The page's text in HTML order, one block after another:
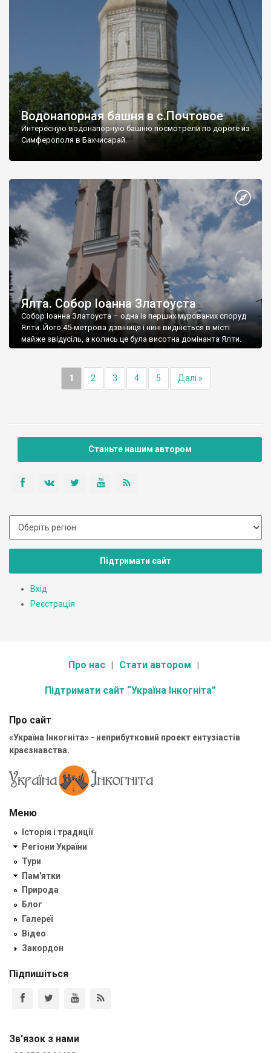
Водонапорная башня в с.Почтовое
Интересную водонапорную башню посмотрели по дороге из
Симферополя в Бахчисарай.
Ялта. Собор Іоанна Златоуста
Собор Іоанна Златоуста – одна із перших мурованих споруд
Ялти. Його 45-метрова дзвіниця і нині видніється в місті
майже звідусіль, а колись це була висотна домінанта Ялти.
1 2 3 4 5 Далі »
Станьте нашим автором
Підтримати сайт
Вхід
Реєстрація
Про нас Стати автором
Підтримати сайт “Україна Інкогніта”
Про сайт
«Україна Інкогніта» - неприбутковий проект ентузіастів
краєзнавства.
Меню
Історія і традиції
Регіони України
Тури
Пам'ятки
Природа
Блог
Галереї
Відео
Закордон
Підпишіться
Зв'язок з нами